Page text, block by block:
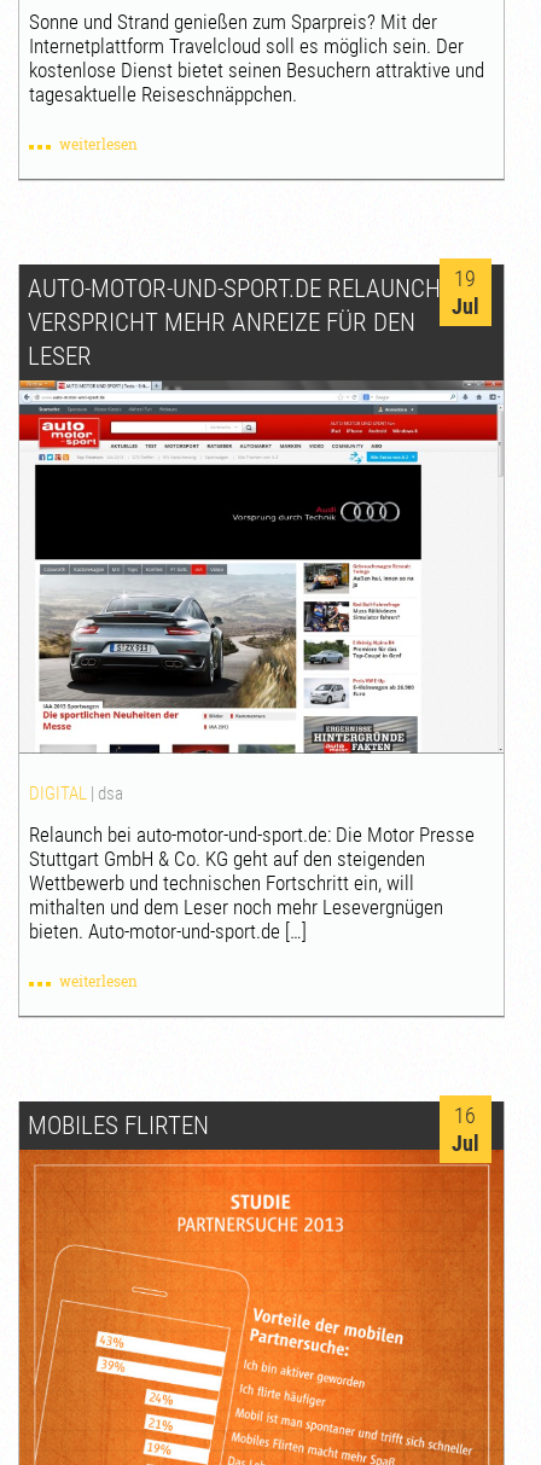
Sonne und Strand genießen zum Sparpreis? Mit der
Internetplattform Travelcloud soll es möglich sein. Der
kostenlose Dienst bietet seinen Besuchern attraktive und
tagesaktuelle Reiseschnäppchen.
weiterlesen
AUTO-MOTOR-UND-SPORT.DE RELAUNCH
VERSPRICHT MEHR ANREIZE FÜR DEN
LESER
19
Jul
DIGITAL | dsa
Relaunch bei auto-motor-und-sport.de: Die Motor Presse
Stuttgart GmbH & Co. KG geht auf den steigenden
Wettbewerb und technischen Fortschritt ein, will
mithalten und dem Leser noch mehr Lesevergnügen
bieten. Auto-motor-und-sport.de […]
weiterlesen
MOBILES FLIRTEN
16
Jul